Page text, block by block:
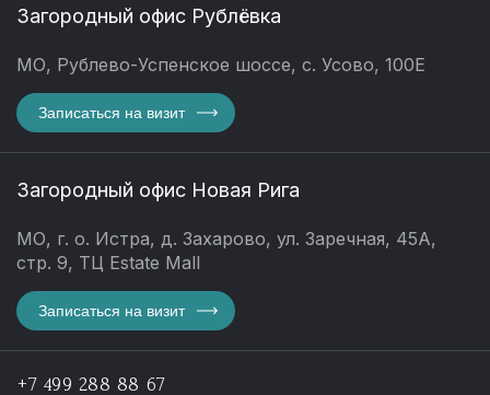
Загородный офис Рублёвка
МО, Рублево-Успенское шоссе, с. Усово, 100Е
Записаться на визит
Загородный офис Новая Рига
МО, г. о. Истра, д. Захарово, ул. Заречная, 45А,
стр. 9, ТЦ Estate Mall
Записаться на визит
+7 499 288 88 67